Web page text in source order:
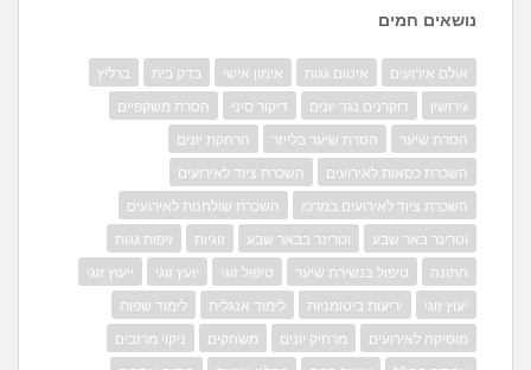
נושאים חמים
אולם אירועים איטום גגות אימון אישי בדק בית
ברליץ
גירושין
דוקרנים נגד יונים דיקור סיני
הסרת משקפיים
הסרת שיער
הסרת שיער בלייזר
הרחקת יונים
השכרת כסאות לאירועים
השכרת ציוד לאירועים
השכרת ציוד לאירועים במרכז
השכרת שולחנות לאירועים
וטרינר באר שבע
וטרינר בבאר שבע זוגיות
זיפות גגות
חתונה
טיפול בנשירת שיער טיפול זוגי יועץ זוגי
ייעוץ זוגי
יעוץ זוגי
יריעות ביטומניות לימוד אנגלית
לימוד שפות
מוסיקה לאירועים
מרחיק יונים משחקים
ניקוי מרזבים